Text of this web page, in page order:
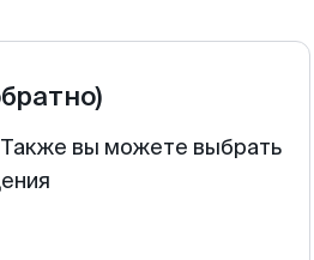
Также вы можете выбрать